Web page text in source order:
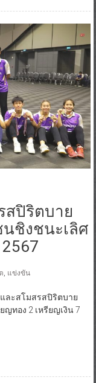
สปิริตบาย
ชิงชนะเลิศ
, แข่งขัน
ละสโมสรสปิริตบาย
ญทอง 2 เหรียญเงิน 7